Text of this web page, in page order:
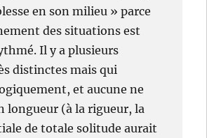
en son milieu » parce
des situations est
Il y a plusieurs
distinctes mais qui
et aucune ne
longueur (à la rigueur, la
de totale solitude aurait